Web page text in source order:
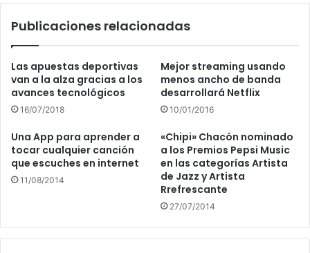
Publicaciones relacionadas
Las apuestas deportivas
van a la alza gracias a los
avances tecnológicos
16/07/2018
Mejor streaming usando
menos ancho de banda
desarrollará Netflix
10/01/2016
Una App para aprender a
tocar cualquier canción
que escuches en internet
11/08/2014
«Chipi» Chacón nominado
a los Premios Pepsi Music
en las categorías Artista
de Jazz y Artista
Rrefrescante
27/07/2014